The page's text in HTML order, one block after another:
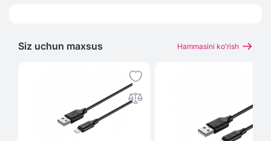
Siz uchun maxsus Hammasini koʻrish